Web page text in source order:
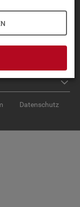
Datenschutz